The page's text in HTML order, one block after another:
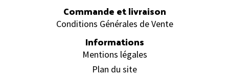
Commande et livraison
Conditions Générales de Vente
Informations
Mentions légales
Plan du site